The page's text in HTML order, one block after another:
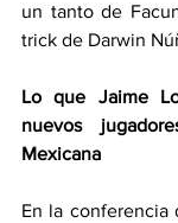
un tanto de
trick de Darwin
Lo que Jaime
nuevos
Mexicana
En la conferencia